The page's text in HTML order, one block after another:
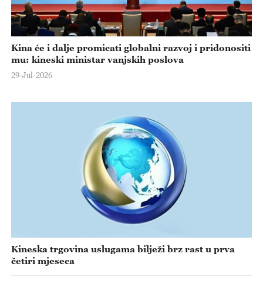
Kina će i dalje promicati globalni razvoj i pridonositi
mu: kineski ministar vanjskih poslova
29-Jul-2026
Kineska trgovina uslugama bilježi brz rast u prva
četiri mjeseca